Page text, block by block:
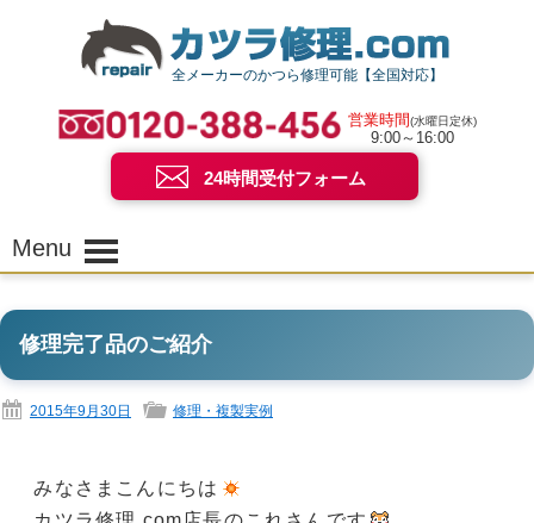
全メーカーのかつら修理可能【全国対応】
営業時間(水曜日定休)
9:00～16:00
24時間受付フォーム
Menu
修理完了品のご紹介
2015年9月30日 修理・複製実例
みなさまこんにちは